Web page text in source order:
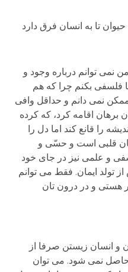
تا به انسان فرق دارد
نمی توانم درباره وجود و
فلسفی بکنم چرا که هم
نمی دانم و حداقل وافی
برهان اقامه کرد، که کرده
را قانع کند اما دل را
قلبی است و حسّی و
و علمی نیز در جای خود
تولد ایمان. فقط می توانم
هستی و در درون تان
و انسان زیستن صرفا از
نمی شود. می توان